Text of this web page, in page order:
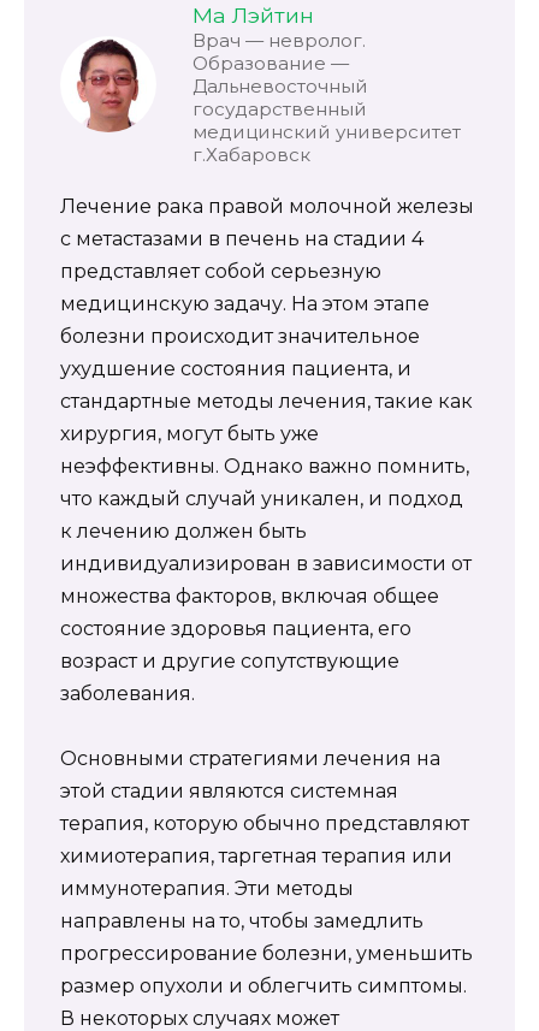
Ма Лэйтин
Врач — невролог.
Образование —
Дальневосточный
государственный
медицинский университет
г.Хабаровск
Лечение рака правой молочной железы
с метастазами в печень на стадии 4
представляет собой серьезную
медицинскую задачу. На этом этапе
болезни происходит значительное
ухудшение состояния пациента, и
стандартные методы лечения, такие как
хирургия, могут быть уже
неэффективны. Однако важно помнить,
что каждый случай уникален, и подход
к лечению должен быть
индивидуализирован в зависимости от
множества факторов, включая общее
состояние здоровья пациента, его
возраст и другие сопутствующие
заболевания.
Основными стратегиями лечения на
этой стадии являются системная
терапия, которую обычно представляют
химиотерапия, таргетная терапия или
иммунотерапия. Эти методы
направлены на то, чтобы замедлить
прогрессирование болезни, уменьшить
размер опухоли и облегчить симптомы.
В некоторых случаях может